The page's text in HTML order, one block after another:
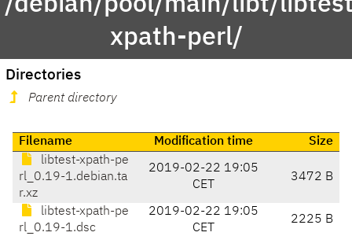
xpath-perl/
Directories
Parent directory
Filename Modification time
Size
libtest-xpath-pe
rl_0.19-1.debian.ta
r.xz
2019-02-22 19:05
CET
3472 B
libtest-xpath-pe
rl_0.19-1.dsc
2019-02-22 19:05
CET
2225 B